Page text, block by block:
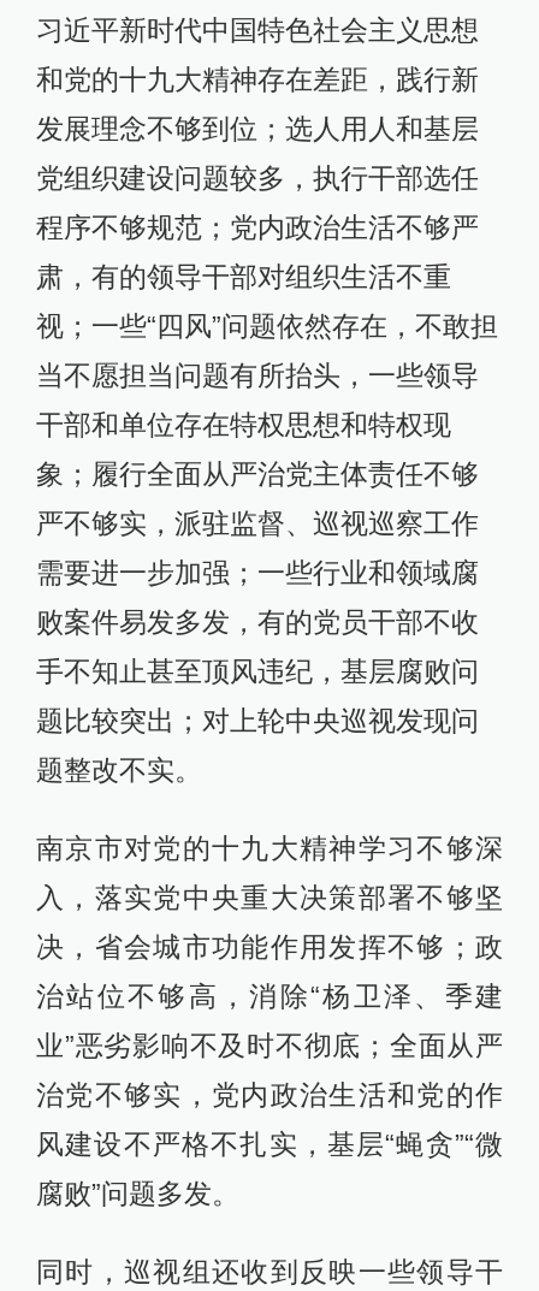
习近平新时代中国特色社会主义思想
和党的十九大精神存在差距，践行新
发展理念不够到位；选人用人和基层
党组织建设问题较多，执行干部选任
程序不够规范；党内政治生活不够严
肃，有的领导干部对组织生活不重
视；一些“四风”问题依然存在，不敢担
当不愿担当问题有所抬头，一些领导
干部和单位存在特权思想和特权现
象；履行全面从严治党主体责任不够
严不够实，派驻监督、巡视巡察工作
需要进一步加强；一些行业和领域腐
败案件易发多发，有的党员干部不收
手不知止甚至顶风违纪，基层腐败问
题比较突出；对上轮中央巡视发现问
题整改不实。
南京市对党的十九大精神学习不够深
入，落实党中央重大决策部署不够坚
决，省会城市功能作用发挥不够；政
治站位不够高，消除“杨卫泽、季建
业”恶劣影响不及时不彻底；全面从严
治党不够实，党内政治生活和党的作
风建设不严格不扎实，基层“蝇贪”“微
腐败”问题多发。
同时，巡视组还收到反映一些领导干